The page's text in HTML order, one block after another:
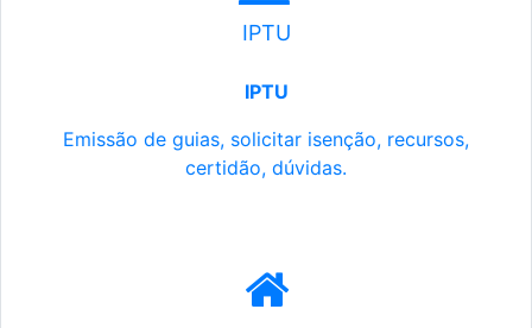
IPTU
IPTU
Emissão de guias, solicitar isenção, recursos,
certidão, dúvidas.